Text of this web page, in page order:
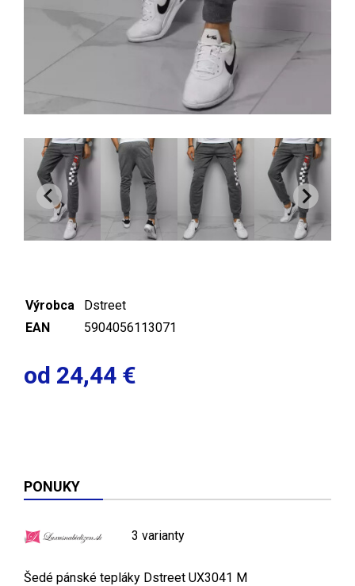
Výrobca
Dstreet
EAN
5904056113071
od 24,44 €
PONUKY
3 varianty
Šedé pánské tepláky Dstreet UX3041 M